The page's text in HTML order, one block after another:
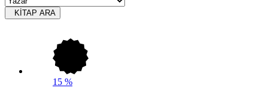
KİTAP ARA
15 %